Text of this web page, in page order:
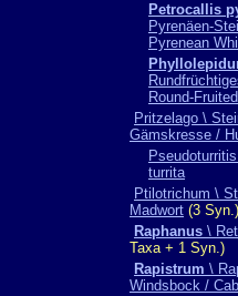
Petrocallis
Pyrenäen-
Pyrenean
Round-
Pritzelago \
Gämskresse /
turrita
Ptilotrichum \
Madwort (3 Syn.)
Raphanus \
Taxa + 1 Syn.)
Rapistrum \
Windsbock /